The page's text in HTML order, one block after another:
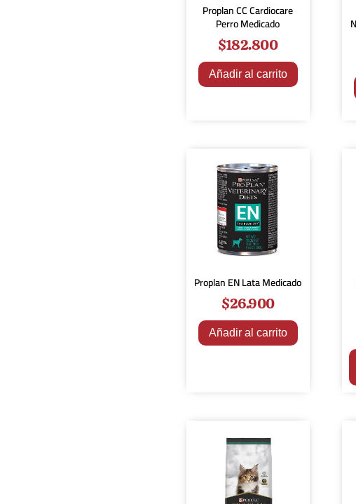
Proplan CC Cardiocare
Perro Medicado
$182.800
Añadir al carrito
Proplan EN Lata Medicado
$26.900
Añadir al carrito